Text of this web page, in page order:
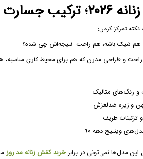
و راحتی
تمرکز کردن:
هم شیک باشه، هم راحت. نتیجه‌اش چی شده؟
و طراحی مدرن که هم برای محیط کاری مناسبه،
رنگ‌های متالیک
و زیره ضدلغزش
ظریف
وینتیج دهه ۹۰
این مدل‌ها نمی‌تونی در برابرخرید کفش زنانه مد روز